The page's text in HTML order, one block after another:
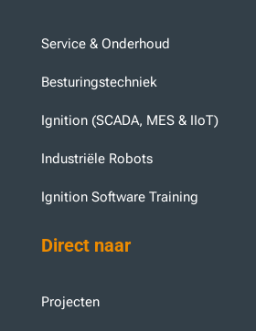
Service & Onderhoud
Besturingstechniek
Ignition (SCADA, MES & IIoT)
Industriële Robots
Ignition Software Training
Direct naar
Projecten